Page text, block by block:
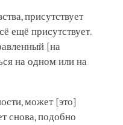
присутствует
ещё присутствует.
[на
на одном или на
может [это]
снова, подобно